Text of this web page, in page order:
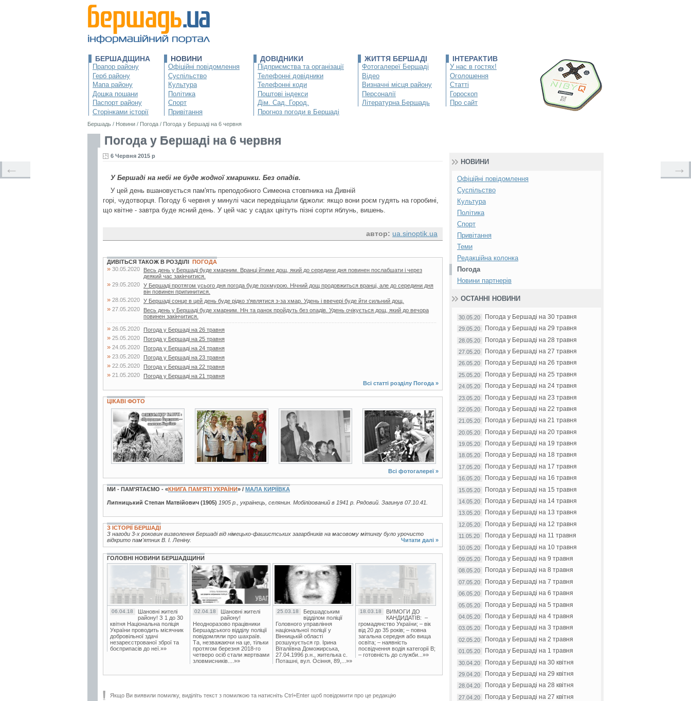
БЕРШАДЩИНА
Прапор району
Герб району
Мапа району
Дошка пошани
Паспорт району
Сторінками історії
НОВИНИ
Офіційні повідомлення
Суспільство
Культура
Політика
Спорт
Привітання
ДОВІДНИКИ
Підприємства та організації
Телефонні довідники
Телефонні коди
Поштові індекси
Дім. Сад. Город.
Прогноз погоди в Бершаді
ЖИТТЯ БЕРШАДІ
Фотогалереї Бершаді
Відео
Визначні місця району
Персоналії
Літературна Бершадь
ІНТЕРАКТИВ
У нас в гостях!
Оголошення
Статті
Гороскоп
Про сайт
Бершадь / Новини / Погода / Погода у Бершаді на 6 червня
Погода у Бершаді на 6 червня
6 Червня 2015 р
У Бершаді на небі не буде жодної хмаринки. Без опадів.
У цей день вшановується пам'ять преподобного Симеона стовпника на Дивній
горі, чудотворця. Погоду 6 червня у минулі часи передвіщали бджоли: якщо вони роєм гудять на горобині,
що квітне - завтра буде ясний день. У цей час у садах цвітуть пізні сорти яблунь, вишень.
автор: ua.sinoptik.ua
← →
ДИВІТЬСЯ ТАКОЖ В РОЗДІЛІ ПОГОДА
» 30.05.2020
Весь день у Бершаді буде хмарним. Вранці йтиме дощ, який до середини дня повинен послабшати і через
деякий час закінчитися.
» 29.05.2020 У Бершаді протягом усього дня погода буде похмурою. Нічний дощ продовжиться вранці, але до середини дня
він повинен припинитися.
» 28.05.2020 У Бершаді сонце в цей день буде рідко з'являтися з-за хмар. Удень і ввечері буде йти сильний дощ.
» 27.05.2020
Весь день у Бершаді буде хмарним. Ніч та ранок пройдуть без опадів. Удень очікується дощ, який до вечора
повинен закінчитися.
» 26.05.2020 Погода у Бершаді на 26 травня
» 25.05.2020 Погода у Бершаді на 25 травня
» 24.05.2020 Погода у Бершаді на 24 травня
» 23.05.2020 Погода у Бершаді на 23 травня
» 22.05.2020 Погода у Бершаді на 22 травня
» 21.05.2020
Погода у Бершаді на 21 травня
Всі статті розділу Погода »
ЦІКАВІ ФОТО
4 фото 7 фото 2 фото 2 фото
Всі фотогалереї »
МИ - ПАМ’ЯТАЄМО - «КНИГА ПАМ’ЯТІ УКРАЇНИ» / МАЛА КИРІЇВКА
Липницький Степан Матвійович (1905) 1905 р., українець, селянин. Мобілізований в 1941 р. Рядовий. Загинув 07.10.41.
З ІСТОРІЇ БЕРШАДІ
З нагоди 3-х роковин визволення Бершаді від німецько-фашистських загарбників на масовому мітингу було урочисто
відкрито пам'ятник В. І. Леніну.
Читати далі »
ГОЛОВНІ НОВИНИ БЕРШАДЩИНИ
06.04.18
Шановні жителі
району! З 1 до 30
квітня Національна поліція
України проводить місячник
добровільної здачі
незареєстрованої зброї та
боєприпасів до неї.»»
02.04.18
Шановні жителі
району!
Неодноразово працівники
Бершадського відділу поліції
повідомляли про шахраїв.
Та, незважаючи на це, тільки
протягом березня 2018-го
четверо осіб стали жертвами
зловмисників....»»
25.03.18
Бершадським
відділом поліції
Головного управління
національної поліції у
Вінницькій області
розшукується гр. Ірина
Віталіївна Доможирська,
27.04.1996 р.н., жителька с.
Поташні, вул. Осіння, 89,...»»
18.03.18
ВИМОГИ ДО
КАНДИДАТІВ: –
громадянство України; – вік
від 20 до 35 років; – повна
загальна середня або вища
освіта; – наявність
посвідчення водія категорії В;
– готовність до служби...»»
Якщо Ви виявили помилку, виділіть текст з помилкою та натисніть Ctrl+Enter щоб повідомити про це редакцію
НОВИНИ
Офіційні повідомлення
Суспільство
Культура
Політика
Спорт
Привітання
Теми
Редакційна колонка
Погода
Новини партнерів
ОСТАННІ НОВИНИ
30.05.20 Погода у Бершаді на 30 травня
29.05.20 Погода у Бершаді на 29 травня
28.05.20 Погода у Бершаді на 28 травня
27.05.20 Погода у Бершаді на 27 травня
26.05.20 Погода у Бершаді на 26 травня
25.05.20 Погода у Бершаді на 25 травня
24.05.20 Погода у Бершаді на 24 травня
23.05.20 Погода у Бершаді на 23 травня
22.05.20 Погода у Бершаді на 22 травня
21.05.20 Погода у Бершаді на 21 травня
20.05.20 Погода у Бершаді на 20 травня
19.05.20 Погода у Бершаді на 19 травня
18.05.20 Погода у Бершаді на 18 травня
17.05.20 Погода у Бершаді на 17 травня
16.05.20 Погода у Бершаді на 16 травня
15.05.20 Погода у Бершаді на 15 травня
14.05.20 Погода у Бершаді на 14 травня
13.05.20 Погода у Бершаді на 13 травня
12.05.20 Погода у Бершаді на 12 травня
11.05.20 Погода у Бершаді на 11 травня
10.05.20 Погода у Бершаді на 10 травня
09.05.20 Погода у Бершаді на 9 травня
08.05.20 Погода у Бершаді на 8 травня
07.05.20 Погода у Бершаді на 7 травня
06.05.20 Погода у Бершаді на 6 травня
05.05.20 Погода у Бершаді на 5 травня
04.05.20 Погода у Бершаді на 4 травня
03.05.20 Погода у Бершаді на 3 травня
02.05.20 Погода у Бершаді на 2 травня
01.05.20 Погода у Бершаді на 1 травня
30.04.20 Погода у Бершаді на 30 квітня
29.04.20 Погода у Бершаді на 29 квітня
28.04.20 Погода у Бершаді на 28 квітня
27.04.20 Погода у Бершаді на 27 квітня